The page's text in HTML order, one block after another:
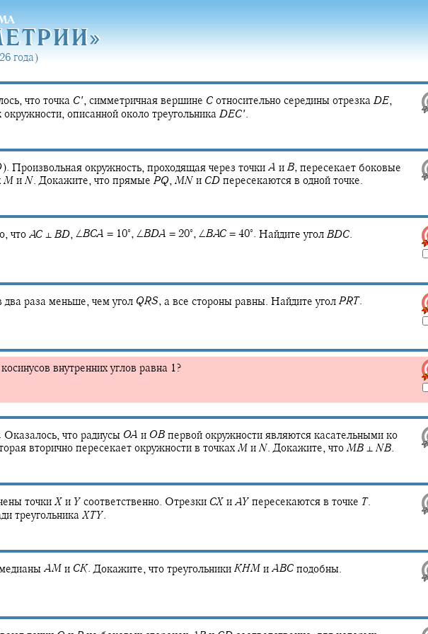
И»
И»
года)
что точка C′, симметричная вершине C относительно середины отрезка DE,
окружности, описанной около треугольника DEC′.
). Произвольная окружность, проходящая через точки A и B, пересекает боковые
M и N. Докажите, что прямые PQ, MN и CD пересекаются в одной точке.
что AC ⊥ BD, ∠BCA = 10‍∘ , ∠BDA = 20‍∘ , ∠BAC = 40‍∘ . Найдите угол BDC.
два раза меньше, чем угол QRS, а все стороны равны. Найдите угол PRT.
внутренних углов равна 1?
. Оказалось, что радиусы OA и OB первой окружности являются касательными ко
вторично пересекает окружности в точках M и N. Докажите, что MB ⊥ NB.
точки X и Y соответственно. Отрезки CX и AY пересекаются в точке T.
треугольника XTY.
AM и CK. Докажите, что треугольники KHM и ABC подобны.